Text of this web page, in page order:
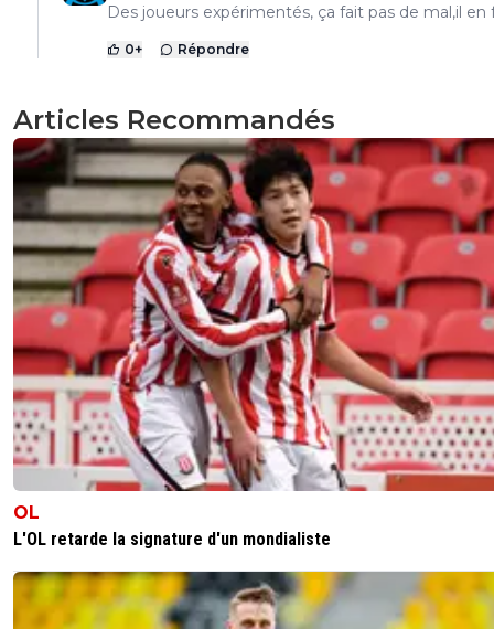
Des joueurs expérimentés, ça fait pas de mal,il en
0+ Répondre
Articles Recommandés
OL
L'OL retarde la signature d'un mondialiste